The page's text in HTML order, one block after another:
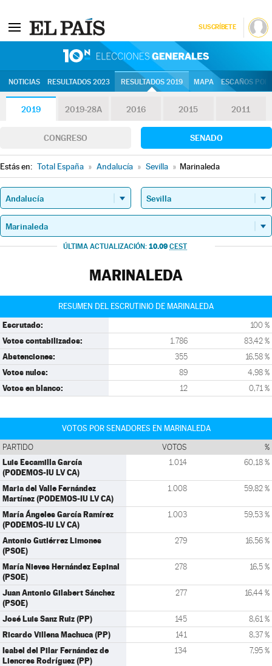
SUSCRÍBETE
NOTICIAS RESULTADOS 2023 RESULTADOS 2019 MAPA ESCAÑOS
2019 2019-28A 2016 2015 2011
CONGRESO SENADO
Estás en: Total España » Andalucía » Sevilla » Marinaleda
ÚLTIMA ACTUALIZACIÓN: 10.09 CEST
MARINALEDA
RESUMEN DEL ESCRUTINIO DE MARINALEDA
Escrutado: 100 %
Votos contabilizados: 1.786 83,42 %
Abstenciones: 355 16,58 %
Votos nulos: 89 4,98 %
Votos en blanco: 12 0,71 %
VOTOS POR SENADORES EN MARINALEDA
PARTIDO VOTOS %
Luis Escamilla García
(PODEMOS-IU LV CA)
1.014 60,18 %
Maria del Valle Fernández
Martínez (PODEMOS-IU LV CA)
1.008 59,82 %
María Ángeles García Ramírez
(PODEMOS-IU LV CA)
1.003 59,53 %
Antonio Gutiérrez Limones
(PSOE)
279 16,56 %
María Nieves Hernández Espinal
(PSOE)
278 16,5 %
Juan Antonio Gilabert Sánchez
(PSOE)
277 16,44 %
José Luis Sanz Ruiz (PP) 145 8,61 %
Ricardo Villena Machuca (PP) 141 8,37 %
Isabel del Pilar Fernández de
Liencres Rodríguez (PP)
134 7,95 %